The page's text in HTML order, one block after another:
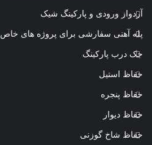
آردواز ورودی و پارکینگ شیک
پله آهنی سفارشی برای پروژه های خاص
جک درب پارکینگ
حفاظ استیل
حفاظ پنجره
حفاظ دیوار
حفاظ شاخ گوزنی